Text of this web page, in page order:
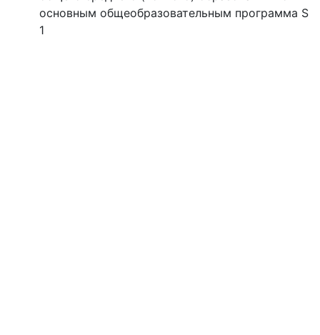
основным общеобразовательным программа S
1